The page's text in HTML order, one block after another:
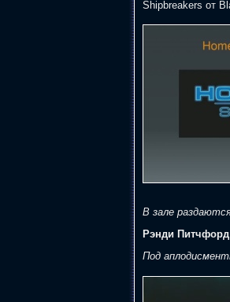
Shipbreakers от
В зале
Рэнди Питчфорд
Под